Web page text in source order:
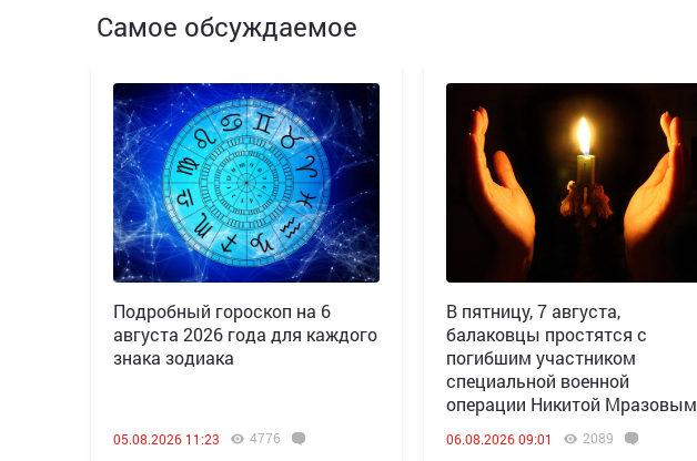
Самое обсуждаемое
Подробный гороскоп на 6
августа 2026 года для каждого
знака зодиака
05.08.2026 11:23 4776
В пятницу, 7 августа,
балаковцы простятся с
погибшим участником
специальной военной
операции Никитой Мразовым
06.08.2026 09:01 2089